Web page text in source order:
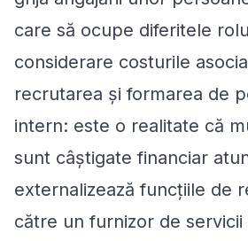
care să ocupe diferitele
considerare costurile
recrutarea și formarea de
intern: este o realitate că
sunt câștigate financiar
externalizează funcțiile de
către un furnizor de